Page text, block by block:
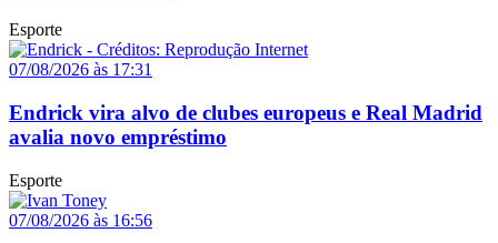
Esporte
07/08/2026 às 17:31
Endrick vira alvo de clubes europeus e Real Madrid
avalia novo empréstimo
Esporte
07/08/2026 às 16:56